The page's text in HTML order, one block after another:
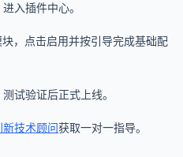
入插件中心。
，点击启用并按引导完成基础配
试验证后正式上线。
技术顾问获取一对一指导。